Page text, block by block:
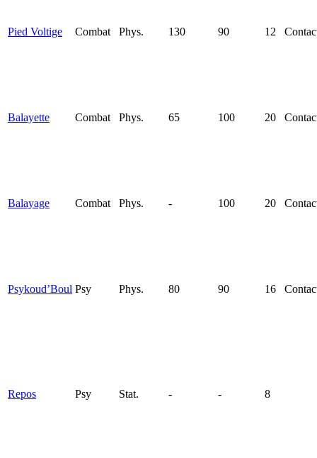
Pied Voltige Combat Phys. 130 90 12
Balayette Combat Phys. 65 100 20
Balayage Combat Phys. - 100 20
Psykoud’Boul Psy Phys. 80 90 16
Repos Psy Stat. - - 8